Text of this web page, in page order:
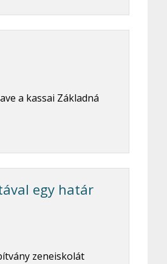
a kassai Základná
egy határ
zeneiskolát